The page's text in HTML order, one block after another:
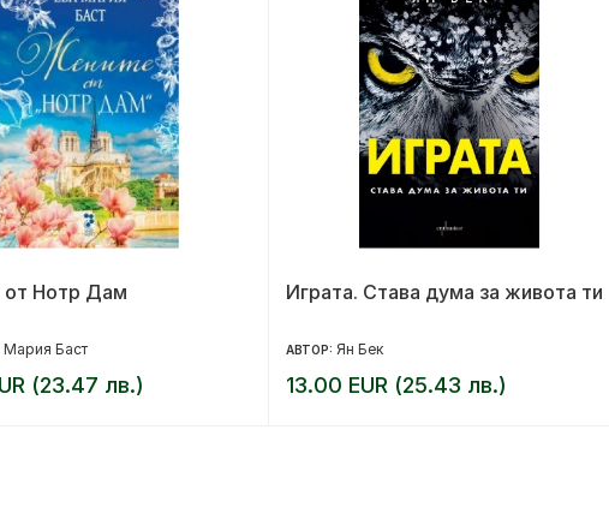
Нотр Дам
Мария Баст
(23.47 лв.)
Играта. Става дума за живота ти
АВТОР: Ян Бек
13.00 EUR (25.43 лв.)